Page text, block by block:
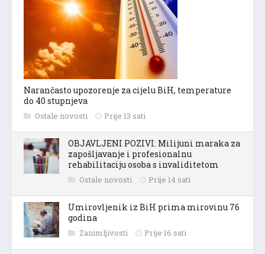
Narančasto upozorenje za cijelu BiH, temperature
do 40 stupnjeva
Ostale novosti Prije 13 sati
OBJAVLJENI POZIVI: Milijuni maraka za
zapošljavanje i profesionalnu
rehabilitaciju osoba s invaliditetom
Ostale novosti Prije 14 sati
Umirovljenik iz BiH prima mirovinu 76
godina
Zanimljivosti Prije 16 sati